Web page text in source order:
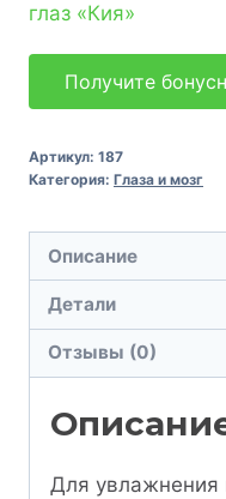
Получите
Артикул: 187
Категория: Глаза и мозг
Описание
Детали
Отзывы (0)
Для увлажнения